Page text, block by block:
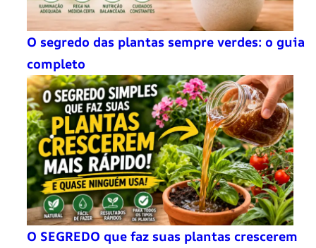
O segredo das plantas sempre verdes: o guia
completo
O SEGREDO que faz suas plantas crescerem